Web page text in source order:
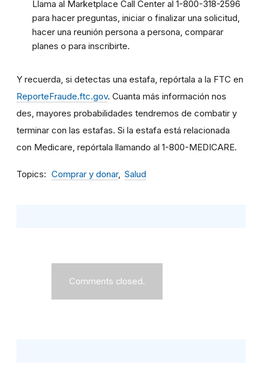
Llama al Marketplace Call Center al 1-800-318-2596
para hacer preguntas, iniciar o finalizar una solicitud,
hacer una reunión persona a persona, comparar
planes o para inscribirte.
Y recuerda, si detectas una estafa, repórtala a la FTC en
ReporteFraude.ftc.gov. Cuanta más información nos
des, mayores probabilidades tendremos de combatir y
terminar con las estafas. Si la estafa está relacionada
con Medicare, repórtala llamando al 1-800-MEDICARE.
Topics Comprar y donar Salud
Comments closed.